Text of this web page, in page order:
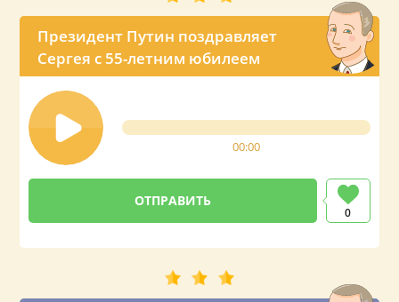
Президент Путин поздравляет
Сергея с 55-летним юбилеем
00:00
0